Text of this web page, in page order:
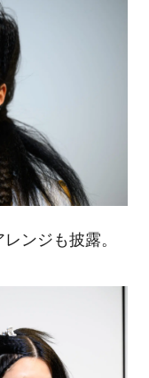
ンジも披露。